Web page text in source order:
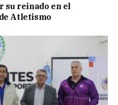
su reinado en el
Atletismo